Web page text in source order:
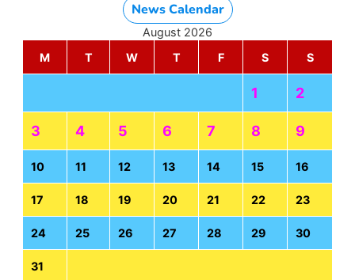
News Calendar
August 2026
M
T W T F S S
1 2
3 4 5 6 7 8 9
10 11 12 13 14 15 16
17 18 19 20 21 22 23
24 25 26 27 28 29 30
31